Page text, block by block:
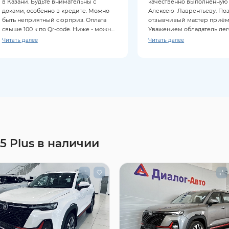
в Казани. Будьте внимательны с
доками, особенно в кредите. Можно
быть неприятный сюрприз. Оплата
свыше 100 к по Qr-code. Ниже - можно
картой. Из минусов: нет бесплатной
Читать далее
качественно выполненную
Алексею Лаврентьеву.
отзывчивый мастер
Уважением обладатель
автомобиля Haval Jolion
Читать далее
Plus в наличии